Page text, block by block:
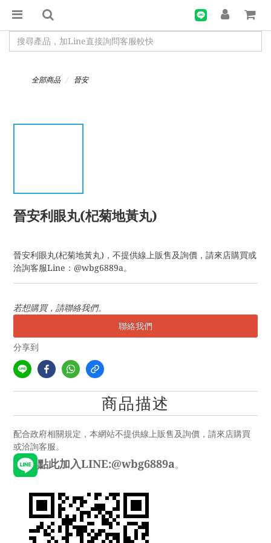
全部商品 晉安
晉安利眼丸(杞菊地黃丸)
晉安利眼丸(杞菊地黃丸)，不提供線上販售及詢價，請來店購買或
洽詢客服Line：@wbg6889a。
若想購買，請聯絡我們。
聯絡我們
分享到
商品描述
配合政府相關規定，本網站不提供線上販售及詢價，請來店購買
或洽詢客服。
點此加入LINE:@wbg6889a。